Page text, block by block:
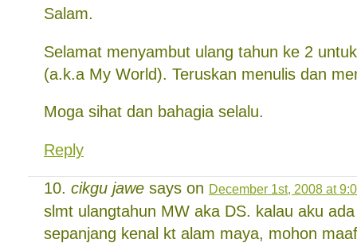
Salam.
Selamat menyambut ulang tahun ke 2
(a.k.a My World). Teruskan menulis dan
Moga sihat dan bahagia selalu.
Reply
cikgu jawe says on December 1st, 2008 at
slmt ulangtahun MW aka DS. kalau aku
sepanjang kenal kt alam maya, mohon